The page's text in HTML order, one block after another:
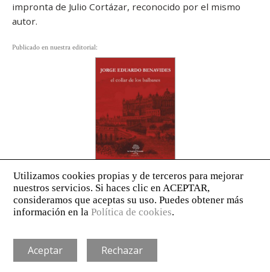
impronta de Julio Cortázar, reconocido por el mismo
autor.
Publicado en nuestra editorial:
AVISO LEGAL POLÍTICA DE PRIVACIDAD